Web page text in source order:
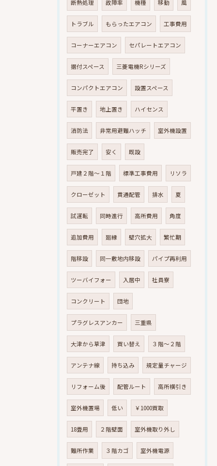
断熱処理 故障率 機種 移動 風
トラブル もらったエアコン 工事費用
コーナーエアコン セパレートエアコン
据付スペース 三菱電機Rシリーズ
コンパクトエアコン 設置スペース
平置き 地上置き ハイセンス
消防法 非常用避難ハッチ 室外機設置
販売完了 安く 既設
戸建２階～１階 標準工事費用 リソラ
クローゼット 貫通配管 排水 夏
試運転 同時進行 高所費用 角度
追加費用 廻縁 壁穴拡大 繁忙期
階移設 同一敷地内移設 パイプ再利用
ツーバイフォー 入居中 社員寮
コンクリート 団地
プラグレスアンカー 三重県
大津から草津 買い替え ３階～２階
アンテナ線 持ち込み 規定量チャージ
リフォーム後 配管ルート 高所横引き
室外機置場 低い ￥1000買取
18畳用 ２階壁面 室外機取り外し
難所作業 ３階カゴ 室外機電源